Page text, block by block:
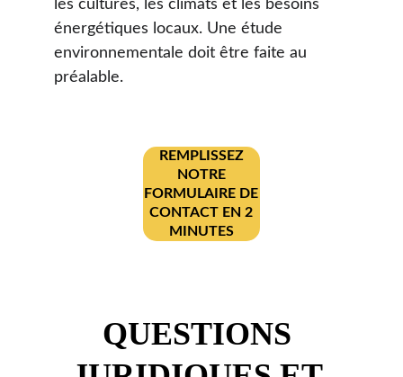
les cultures, les climats et les besoins
énergétiques locaux. Une étude
environnementale doit être faite au
préalable.
REMPLISSEZ
NOTRE
FORMULAIRE DE
CONTACT EN 2
MINUTES
QUESTIONS